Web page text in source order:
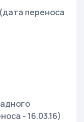
переноса
- 16.03.16)